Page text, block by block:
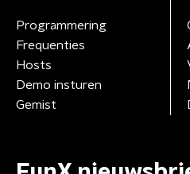
Programmering
Frequenties
Hosts
Demo insturen
Gemist